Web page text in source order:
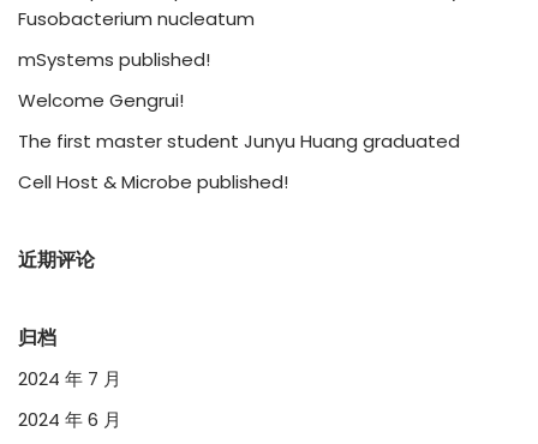
Fusobacterium nucleatum
mSystems published!
Welcome Gengrui!
The first master student Junyu Huang graduated
Cell Host & Microbe published!
近期评论
归档
2024 年 7 月
2024 年 6 月